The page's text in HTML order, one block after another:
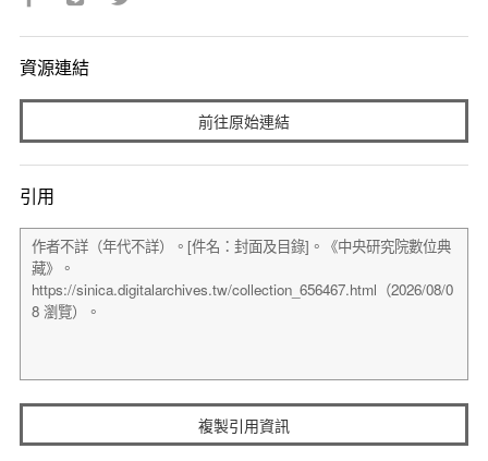
資源連結
前往原始連結
引用
複製引用資訊